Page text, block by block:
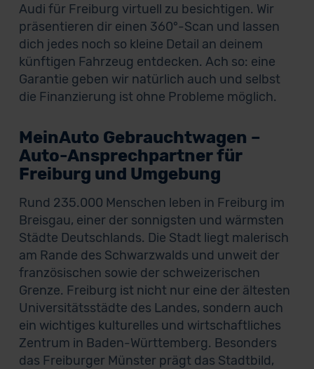
Audi für Freiburg virtuell zu besichtigen. Wir
präsentieren dir einen 360°-Scan und lassen
dich jedes noch so kleine Detail an deinem
künftigen Fahrzeug entdecken. Ach so: eine
Garantie geben wir natürlich auch und selbst
die Finanzierung ist ohne Probleme möglich.
MeinAuto Gebrauchtwagen –
Auto-Ansprechpartner für
Freiburg und Umgebung
Rund 235.000 Menschen leben in Freiburg im
Breisgau, einer der sonnigsten und wärmsten
Städte Deutschlands. Die Stadt liegt malerisch
am Rande des Schwarzwalds und unweit der
französischen sowie der schweizerischen
Grenze. Freiburg ist nicht nur eine der ältesten
Universitätsstädte des Landes, sondern auch
ein wichtiges kulturelles und wirtschaftliches
Zentrum in Baden-Württemberg. Besonders
das Freiburger Münster prägt das Stadtbild,